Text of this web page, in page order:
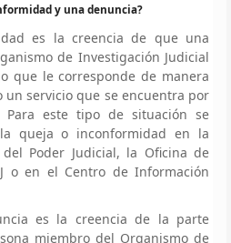
y una denuncia?
es la creencia de que una
de Investigación Judicial
que le corresponde de manera
servicio que se encuentra por
Para este tipo de situación se
queja o inconformidad en la
Poder Judicial, la Oficina de
o en el Centro de Información
es la creencia de la parte
miembro del Organismo de